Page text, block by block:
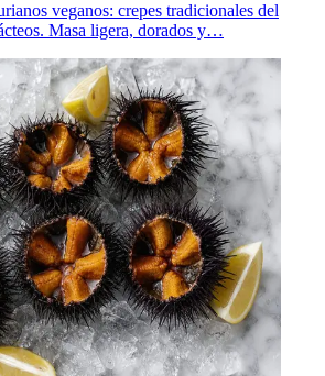
veganos: crepes tradicionales del
Masa ligera, dorados y…